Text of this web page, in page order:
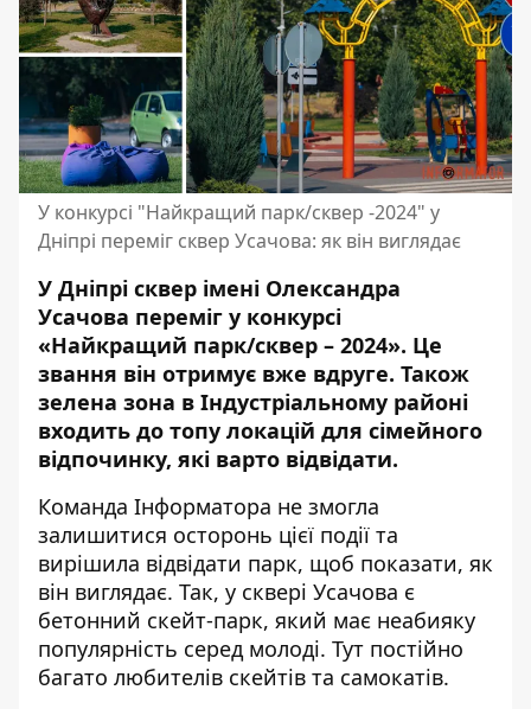
У конкурсі "Найкращий парк/сквер -2024" у
Дніпрі переміг сквер Усачова: як він виглядає
У Дніпрі сквер імені Олександра
Усачова переміг у конкурсі
«Найкращий парк/сквер – 2024». Це
звання він отримує вже вдруге. Також
зелена зона в Індустріальному районі
входить до топу локацій для сімейного
відпочинку, які варто відвідати.
Команда Інформатора не змогла
залишитися осторонь цієї події та
вирішила відвідати парк, щоб показати, як
він виглядає. Так, у сквері Усачова є
бетонний скейт-парк, який має неабияку
популярність серед молоді. Тут постійно
багато любителів скейтів та самокатів.